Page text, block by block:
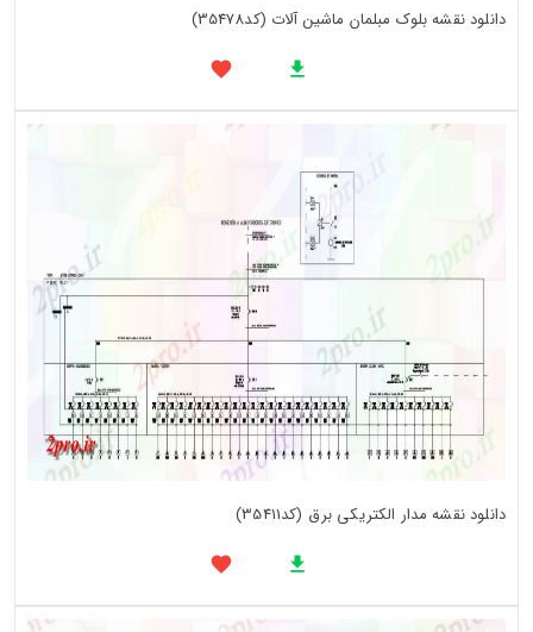
دانلود نقشه بلوک مبلمان ماشین آلات (کد35478)
دانلود نقشه مدار الکتریکی برق (کد35411)